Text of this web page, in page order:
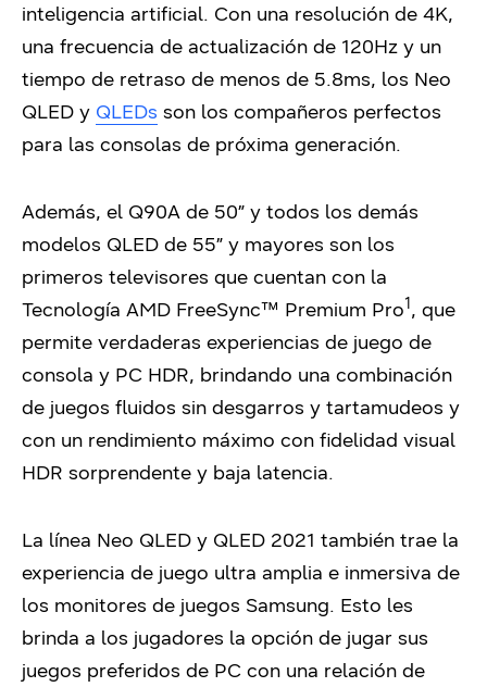
inteligencia artificial. Con una resolución de 4K,
una frecuencia de actualización de 120Hz y un
tiempo de retraso de menos de 5.8ms, los Neo
QLED y QLEDs son los compañeros perfectos
para las consolas de próxima generación.
Además, el Q90A de 50” y todos los demás
modelos QLED de 55” y mayores son los
primeros televisores que cuentan con la
Tecnología AMD FreeSync™ Premium Pro1, que
permite verdaderas experiencias de juego de
consola y PC HDR, brindando una combinación
de juegos fluidos sin desgarros y tartamudeos y
con un rendimiento máximo con fidelidad visual
HDR sorprendente y baja latencia.
La línea Neo QLED y QLED 2021 también trae la
experiencia de juego ultra amplia e inmersiva de
los monitores de juegos Samsung. Esto les
brinda a los jugadores la opción de jugar sus
juegos preferidos de PC con una relación de